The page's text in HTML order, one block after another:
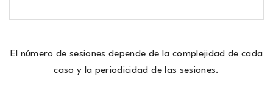
El número de sesiones depende de la complejidad de cada
caso y la periodicidad de las sesiones.